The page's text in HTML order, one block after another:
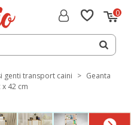
0
genti transport caini > Geanta
42 cm